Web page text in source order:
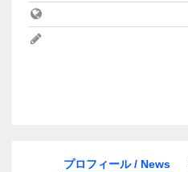
プロフィール / News